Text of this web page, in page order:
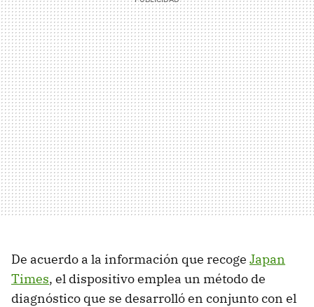
De acuerdo a la información que recoge Japan
Times, el dispositivo emplea un método de
diagnóstico que se desarrolló en conjunto con el